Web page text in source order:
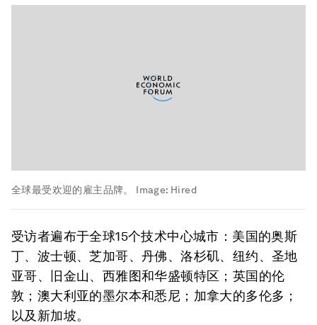
全球最受欢迎的雇主品牌。 Image: Hired
受访者遍布于全球15个技术中心城市：美国的奥斯
丁、波士顿、芝加哥、丹佛、洛杉矶、纽约、圣地
亚哥、旧金山、西雅图和华盛顿特区；英国的伦
敦；澳大利亚的墨尔本和悉尼；加拿大的多伦多；
以及新加坡。